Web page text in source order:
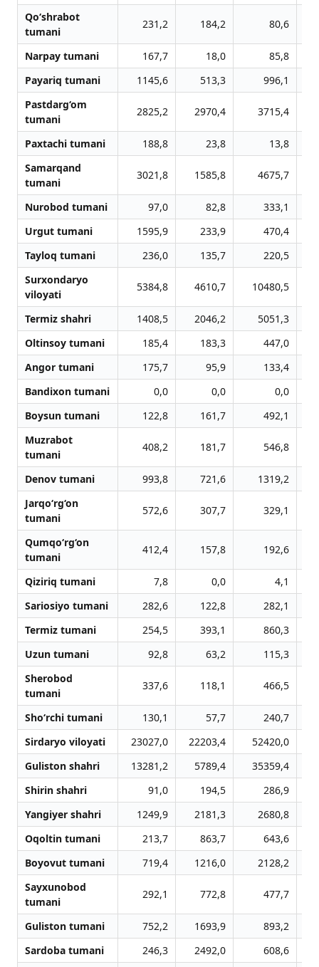
Qo‘shrabot
tumani
231,2 184,2 80,6
Narpay tumani 167,7 18,0
85,8
Payariq tumani
1145,6 513,3
996,1
Pastdarg‘om
tumani
2825,2 2970,4 3715,4
Paxtachi tumani 188,8 23,8
13,8
Samarqand
tumani
3021,8 1585,8 4675,7
Nurobod tumani 97,0 82,8
333,1
Urgut tumani
1595,9 233,9
470,4
Tayloq tumani
236,0 135,7
220,5
Surxondaryo
viloyati
5384,8 4610,7 10480,5
Termiz shahri 1408,5 2046,2
5051,3
Oltinsoy tumani
185,4 183,3
447,0
Angor tumani
175,7 95,9
133,4
Bandixon tumani
0,0 0,0
0,0
Boysun tumani
122,8 161,7
492,1
Muzrabot
tumani
408,2 181,7 546,8
Denov tumani 993,8 721,6
1319,2
Jarqo‘rg‘on
tumani
572,6 307,7 329,1
Qumqo‘rg‘on
tumani
412,4 157,8 192,6
Qiziriq tumani 7,8 0,0
4,1
Sariosiyo tumani
282,6 122,8
282,1
Termiz tumani
254,5 393,1
860,3
Uzun tumani
92,8 63,2
115,3
Sherobod
tumani
337,6 118,1 466,5
Sho‘rchi tumani 130,1 57,7
240,7
Sirdaryo viloyati
23027,0 22203,4 52420,0
Guliston shahri
13281,2 5789,4
35359,4
Shirin shahri
91,0 194,5
286,9
Yangiyer shahri
1249,9 2181,3
2680,8
Oqoltin tumani
213,7 863,7
643,6
Boyovut tumani
719,4 1216,0
2128,2
Sayxunobod
tumani
292,1 772,8 477,7
Guliston tumani 752,2 1693,9
893,2
Sardoba tumani
246,3 2492,0
608,6